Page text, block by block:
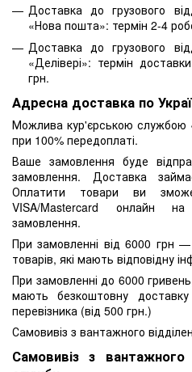
Доставка до грузового
«Нова пошта»: термін 2-4
Доставка до грузового
«Делівері»: термін
грн.
Адресна доставка по
Можлива кур'єрською службою
при 100% передоплаті.
Ваше замовлення буде
замовлення. Доставка
Оплатити товари ви
VISA/Mastercard онлайн
замовлення.
При замовленні від 6000 грн
товарів, які мають відповідну
При замовленні до 6000
мають безкоштовну
перевізника (від 500 грн.)
Самовивіз з вантажного
Самовивіз з вантажного